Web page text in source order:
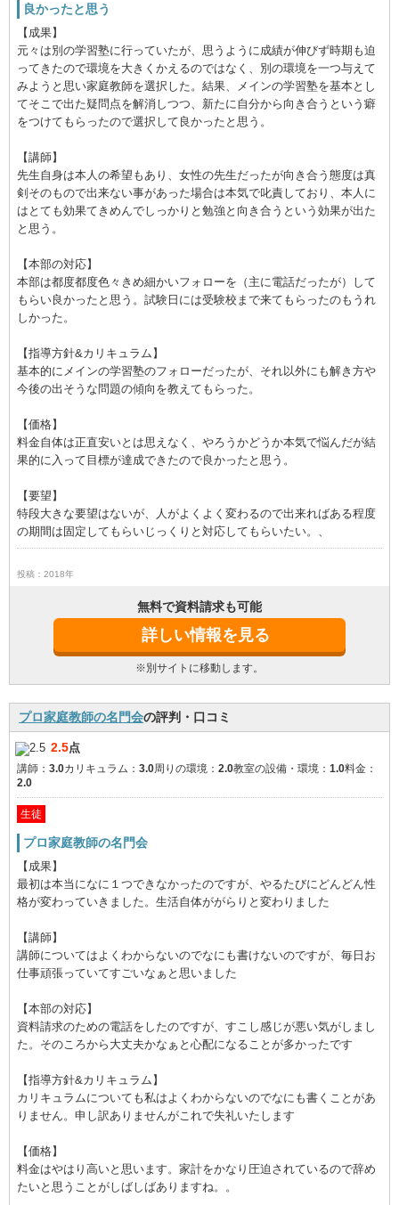
良かったと思う
【成果】
元々は別の学習塾に行っていたが、思うように成績が伸びず時期も迫
ってきたので環境を大きくかえるのではなく、別の環境を一つ与えて
みようと思い家庭教師を選択した。結果、メインの学習塾を基本とし
てそこで出た疑問点を解消しつつ、新たに自分から向き合うという癖
をつけてもらったので選択して良かったと思う。
【講師】
先生自身は本人の希望もあり、女性の先生だったが向き合う態度は真
剣そのもので出来ない事があった場合は本気で叱責しており、本人に
はとても効果てきめんでしっかりと勉強と向き合うという効果が出た
と思う。
【本部の対応】
本部は都度都度色々きめ細かいフォローを（主に電話だったが）して
もらい良かったと思う。試験日には受験校まで来てもらったのもうれ
しかった。
【指導方針&カリキュラム】
基本的にメインの学習塾のフォローだったが、それ以外にも解き方や
今後の出そうな問題の傾向を教えてもらった。
【価格】
料金自体は正直安いとは思えなく、やろうかどうか本気で悩んだが結
果的に入って目標が達成できたので良かったと思う。
【要望】
特段大きな要望はないが、人がよくよく変わるので出来ればある程度
の期間は固定してもらいじっくりと対応してもらいたい。、
投稿：2018年
無料で資料請求も可能
詳しい情報を見る
※別サイトに移動します。
プロ家庭教師の名門会の評判・口コミ
2.5点
講師： 3.0カリキュラム： 3.0周りの環境： 2.0教室の設備・環境： 1.0料金：
2.0
生徒
プロ家庭教師の名門会
【成果】
最初は本当になに１つできなかったのですが、やるたびにどんどん性
格が変わっていきました。生活自体ががらりと変わりました
【講師】
講師についてはよくわからないのでなにも書けないのですが、毎日お
仕事頑張っていてすごいなぁと思いました
【本部の対応】
資料請求のための電話をしたのですが、すこし感じが悪い気がしまし
た。そのころから大丈夫かなぁと心配になることが多かったです
【指導方針&カリキュラム】
カリキュラムについても私はよくわからないのでなにも書くことがあ
りません。申し訳ありませんがこれで失礼いたします
【価格】
料金はやはり高いと思います。家計をかなり圧迫されているので辞め
たいと思うことがしばしばありますね。。